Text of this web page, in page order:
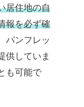
居住地の自
報を必ず確
パンフレッ
供していま
も可能で